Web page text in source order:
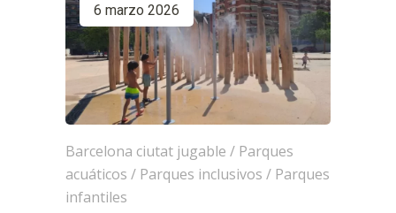
6 marzo 2026
Barcelona ciutat jugable / Parques
acuáticos / Parques inclusivos / Parques
infantiles